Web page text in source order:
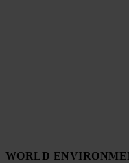
WORLD